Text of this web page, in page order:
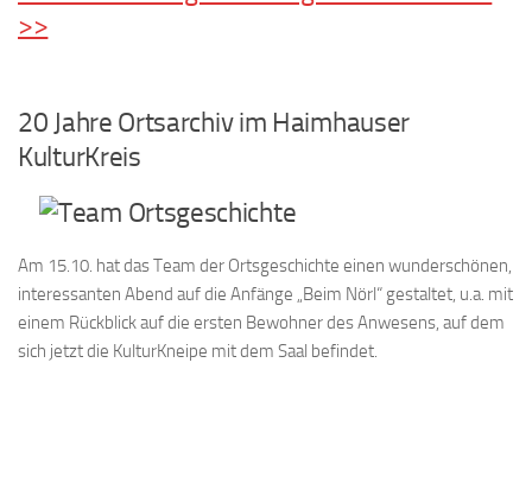
>>
20 Jahre Ortsarchiv im Haimhauser
KulturKreis
Am 15.10. hat das Team der Ortsgeschichte einen wunderschönen,
interessanten Abend auf die Anfänge „Beim Nörl“ gestaltet, u.a. mit
einem Rückblick auf die ersten Bewohner des Anwesens, auf dem
sich jetzt die KulturKneipe mit dem Saal befindet.